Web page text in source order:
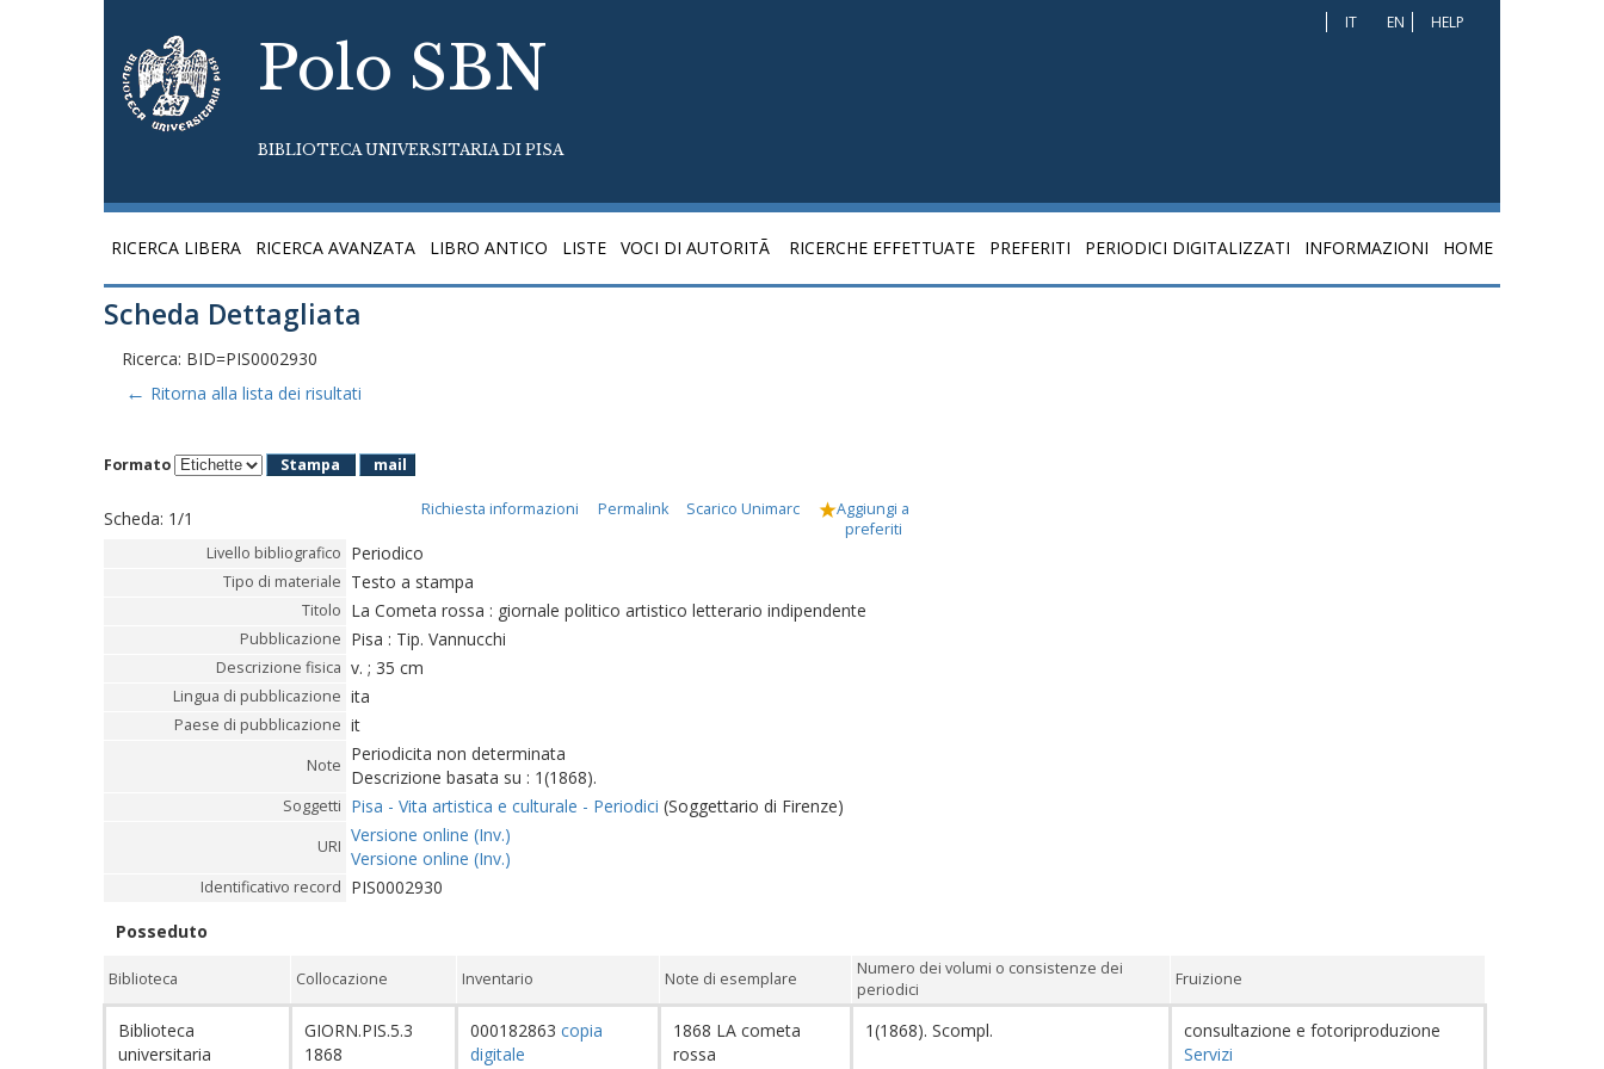
Polo SBN
BIBLIOTECA UNIVERSITARIA DI PISA
IT EN HELP
RICERCA LIBERA RICERCA AVANZATA LIBRO ANTICO LISTE VOCI DI AUTORITÃ RICERCHE EFFETTUATE PREFERITI PERIODICI DIGITALIZZATI INFORMAZIONI HOME
Scheda Dettagliata
Ricerca: BID=PIS0002930
← Ritorna alla lista dei risultati
Formato Stampa mail
Scheda: 1/1 Richiesta informazioni Permalink Scarico Unimarc
Aggiungi a
preferiti
Livello bibliografico Periodico
Tipo di materiale Testo a stampa
Titolo La Cometa rossa : giornale politico artistico letterario indipendente
Pubblicazione Pisa : Tip. Vannucchi
Descrizione fisica v. ; 35 cm
Lingua di pubblicazione ita
Paese di pubblicazione it
Note
Periodicita non determinata
Descrizione basata su : 1(1868).
Soggetti Pisa - Vita artistica e culturale - Periodici (Soggettario di Firenze)
URI
Versione online (Inv.)
Versione online (Inv.)
Identificativo record PIS0002930
Posseduto
Biblioteca Collocazione Inventario Note di esemplare
Numero dei volumi o consistenze dei
periodici
Fruizione
Biblioteca
universitaria
GIORN.PIS.5.3
1868
000182863 copia
digitale
1868 LA cometa
rossa
1(1868). Scompl.
consultazione e fotoriproduzione
Servizi